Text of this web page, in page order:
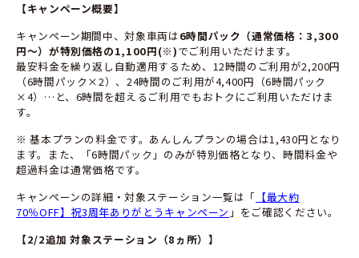
【キャンペーン概要】
キャンペーン期間中、対象車両は6時間パック（通常価格：3,300
円～）が特別価格の1,100円(※)でご利用いただけます。
最安料金を繰り返し自動適用するため、12時間のご利用が2,200円
（6時間パック×2）、24時間のご利用が4,400円（6時間パック
×4）…と、6時間を超えるご利用でもおトクにご利用いただけま
す。
※ 基本プランの料金です。あんしんプランの場合は1,430円となり
ます。また、「6時間パック」のみが特別価格となり、時間料金や
超過料金は通常価格です。
キャンペーンの詳細・対象ステーション一覧は「 【最大約
70％OFF】祝3周年ありがとうキャンペーン 」をご確認ください。
【2/2追加 対象ステーション （8ヵ所）】